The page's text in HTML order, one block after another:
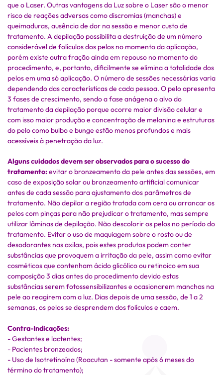
que o Laser. Outras vantagens da Luz sobre o Laser são o menor
risco de reações adversas como discromias (manchas) e
queimaduras, ausência de dor na sessão e menor custo de
tratamento. A depilação possibilita a destruição de um número
considerável de folículos dos pelos no momento da aplicação,
porém existe outra fração ainda em repouso no momento do
procedimento, e, portanto, dificilmente se elimina a totalidade dos
pelos em uma só aplicação. O número de sessões necessárias varia
dependendo das características de cada pessoa. O pelo apresenta
3 fases de crescimento, sendo a fase anágena o alvo do
tratamento da depilação porque ocorre maior divisão celular e
com isso maior produção e concentração de melanina e estruturas
do pelo como bulbo e bunge estão menos profundos e mais
acessíveis à penetração da luz.
Alguns cuidados devem ser observados para o sucesso do
tratamento:evitar o bronzeamento da pele antes das sessões, em
caso de exposição solar ou bronzeamento artificial comunicar
antes de cada sessão para ajustamento dos parâmetros de
tratamento. Não depilar a região tratada com cera ou arrancar os
pelos com pinças para não prejudicar o tratamento, mas sempre
utilizar lâminas de depilação. Não descolorir os pelos no período do
tratamento. Evitar o uso de maquiagem sobre o rosto ou de
desodorantes nas axilas, pois estes produtos podem conter
substâncias que provoquem a irritação da pele, assim como evitar
cosméticos que contenham ácido glicólico ou retinoico em sua
composição 3 dias antes do procedimento devido estas
substâncias serem fotossensibilizantes e ocasionarem manchas na
pele ao reagirem com a luz. Dias depois de uma sessão, de 1 a 2
semanas, os pelos se desprendem dos folículos e caem.
Contra-Indicações:
- Gestantes e lactentes;
- Pacientes bronzeados;
- Uso de Isotretinoína (Roacutan - somente após 6 meses do
término do tratamento);